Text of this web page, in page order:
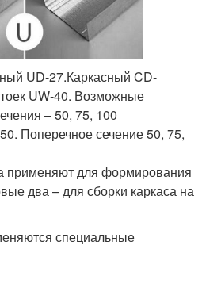
UD-27.Каркасный CD-
UW-40. Возможные
– 50, 75, 100
Поперечное сечение 50, 75,
применяют для формирования
два – для сборки каркаса на
специальные